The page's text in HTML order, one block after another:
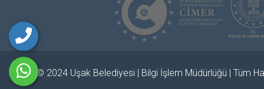
© 2024 Uşak Belediyesi | Bilgi İşlem Müdürlüğü | Tüm